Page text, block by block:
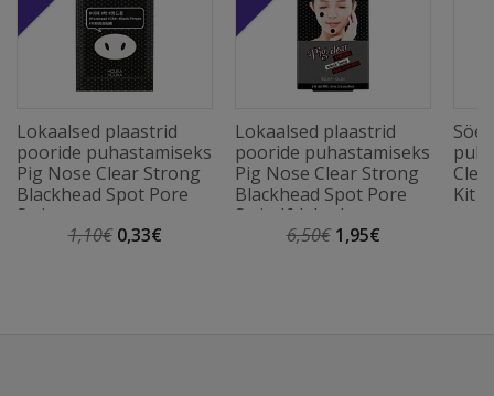
Lokaalsed plaastrid
pooride puhastamiseks
Pig Nose Clear Strong
Blackhead Spot Pore
Strip
1,10€0,33€
Lokaalsed plaastrid
pooride puhastamiseks
Pig Nose Clear Strong
Blackhead Spot Pore
Strip (6 lehte)
6,50€1,95€
Kit